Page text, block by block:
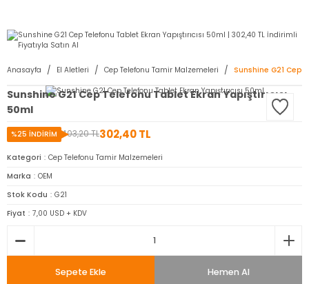
Anasayfa El Aletleri Cep Telefonu Tamir Malzemeleri Sunshine G21 Cep
Sunshine G21 Cep Telefonu Tablet Ekran Yapıştırıcısı
50ml
403,20 TL302,40 TL
%25 İNDİRİM
Kategori
Cep Telefonu Tamir Malzemeleri
Marka
OEM
Stok Kodu
G21
Fiyat
7,00 USD + KDV
Sepete Ekle Hemen Al